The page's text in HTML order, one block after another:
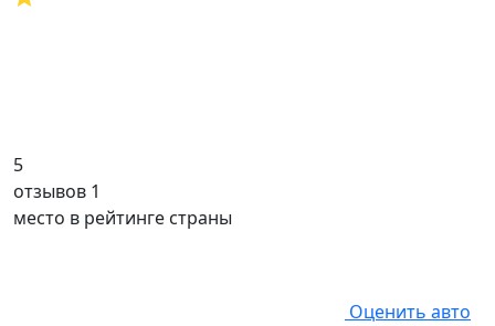
5
отзывов 1
место в рейтинге страны
Оценить авто